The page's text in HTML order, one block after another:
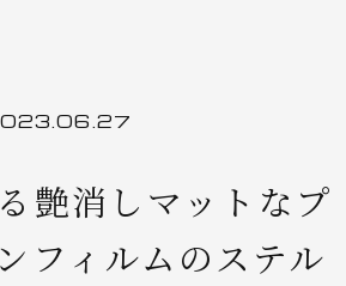
艶消しマットなプ
フィルムのステル